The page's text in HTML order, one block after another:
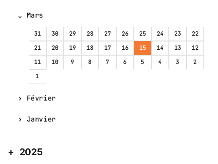
Mars
31 30 29 28 27 26 25 24 23
22
21
20 19 18 17 16 15 14 13
12
11
10 9 8 7 6 5 4 3
2
1
Février
Janvier
2025